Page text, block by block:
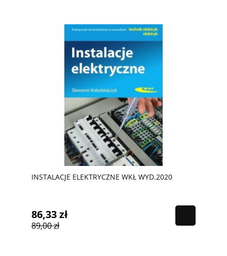
INSTALACJE ELEKTRYCZNE WKŁ WYD.2020
86,33 zł
89,00 zł